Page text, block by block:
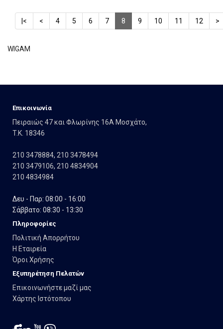
|< < 4 5 6 7 8 9 10 11 12 >
WIGAM
Eπικοινωνία
Πειραιώς 47 και Φλωρίνης 16Α Μοσχάτο,
T.K. 18346
210 3478884, 210 3478494
210 3479106, 210 4834904
210 4834984
Δευ - Παρ: 08:00 - 16:00
Σάββατο: 08:30 - 13:30
Πληροφορίες
Πολιτική Απορρήτου
Η Εταιρεία
Όροι Χρήσης
Εξυπηρέτηση Πελατών
Επικοινωνήστε μαζί μας
Χάρτης Ιστότοπου